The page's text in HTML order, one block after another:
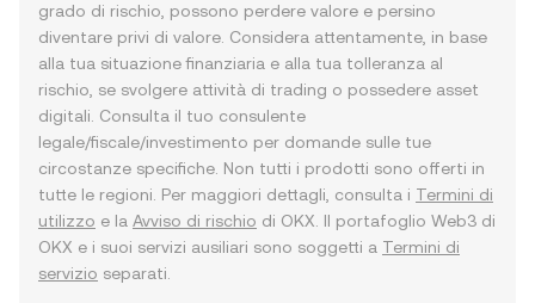
grado di rischio, possono perdere valore e persino
diventare privi di valore. Considera attentamente, in base
alla tua situazione finanziaria e alla tua tolleranza al
rischio, se svolgere attività di trading o possedere asset
digitali. Consulta il tuo consulente
legale/fiscale/investimento per domande sulle tue
circostanze specifiche. Non tutti i prodotti sono offerti in
tutte le regioni. Per maggiori dettagli, consulta i Termini di
utilizzo e la Avviso di rischio di OKX. Il portafoglio Web3 di
OKX e i suoi servizi ausiliari sono soggetti a Termini di
servizio separati.